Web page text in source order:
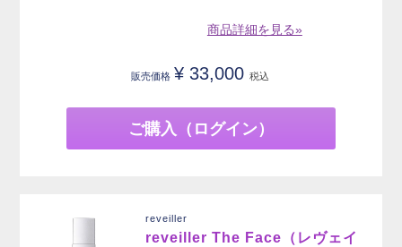
商品詳細を見る»
販売価格 ¥ 33,000 税込
ご購入（ログイン）
reveiller
reveiller The Face（レヴェイ